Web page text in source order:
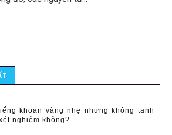
khoan vàng nhẹ nhưng không tanh
nghiệm không?